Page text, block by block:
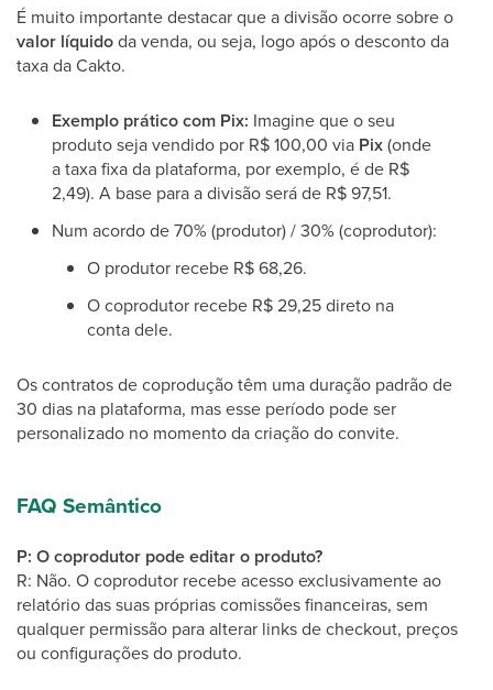
É muito importante destacar que a divisão ocorre sobre o
valor líquidoda venda, ou seja, logo após o desconto da
taxa da Cakto.
Exemplo prático com Pix: Imagine que o seu
produto seja vendido por R$ 100,00 via Pix(onde
a taxa fixa da plataforma, por exemplo, é de R$
2,49). A base para a divisão será de R$ 97,51.
Num acordo de 70% (produtor) / 30% (coprodutor):
O produtor recebe R$ 68,26.
O coprodutor recebe R$ 29,25 direto na
conta dele.
Os contratos de coprodução têm uma duração padrão de
30 dias na plataforma, mas esse período pode ser
personalizado no momento da criação do convite.
FAQ Semântico
P: O coprodutor pode editar o produto?
R: Não. O coprodutor recebe acesso exclusivamente ao
relatório das suas próprias comissões financeiras, sem
qualquer permissão para alterar links de checkout, preços
ou configurações do produto.